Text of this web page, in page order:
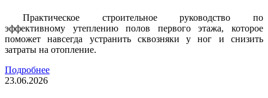
Практическое строительное руководство по
эффективному утеплению полов первого этажа, которое
поможет навсегда устранить сквозняки у ног и снизить
затраты на отопление.
Подробнее
23.06.2026